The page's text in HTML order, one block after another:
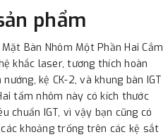
phẩm
Bàn Nhôm Một Phần Hai Cắm
khắc laser, tương thích hoàn
kệ CK-2, và khung bàn IGT
tấm nhôm này có kích thước
chuẩn IGT, vì vậy bạn cũng có
khoảng trống trên các kệ sắt